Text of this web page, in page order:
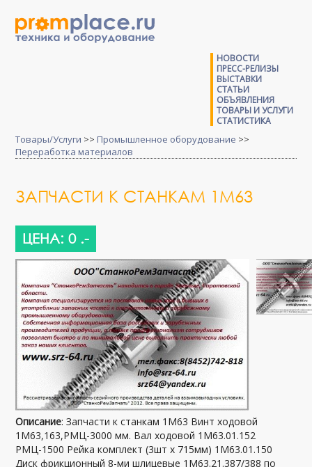
НОВОСТИ
ПРЕСС-РЕЛИЗЫ
ВЫСТАВКИ
СТАТЬИ
ОБЪЯВЛЕНИЯ
ТОВАРЫ И УСЛУГИ
СТАТИСТИКА
Товары/Услуги >> Промышленное оборудование >>
Переработка материалов
ЗАПЧАСТИ К СТАНКАМ 1М63
ЦЕНА: 0 .-
Описание: Запчасти к станкам 1М63 Винт ходовой
1М63,163,РМЦ-3000 мм. Вал ходовой 1М63.01.152
РМЦ-1500 Рейка комплект (3шт х 715мм) 1М63.01.150
Диск фрикционный 8-ми шлицевые 1М63.21.387/388 по